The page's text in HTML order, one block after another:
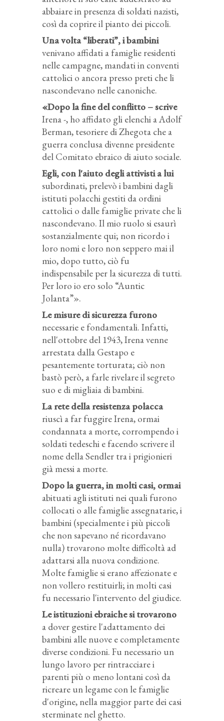
abbaiare in presenza di soldati nazisti,
così da coprire il pianto dei piccoli.
Una volta “liberati”, i bambini
venivano affidati a famiglie residenti
nelle campagne, mandati in conventi
cattolici o ancora presso preti che li
nascondevano nelle canoniche.
«Dopo la fine del conflitto – scrive
Irena -, ho affidato gli elenchi a Adolf
Berman, tesoriere di Zhegota che a
guerra conclusa divenne presidente
del Comitato ebraico di aiuto sociale.
Egli, con l'aiuto degli attivisti a lui
subordinati, prelevò i bambini dagli
istituti polacchi gestiti da ordini
cattolici o dalle famiglie private che li
nascondevano. Il mio ruolo si esaurì
sostanzialmente qui; non ricordo i
loro nomi e loro non seppero mai il
mio, dopo tutto, ciò fu
indispensabile per la sicurezza di tutti.
Per loro io ero solo “Auntic
Jolanta”».
Le misure di sicurezza furono
necessarie e fondamentali. Infatti,
nell'ottobre del 1943, Irena venne
arrestata dalla Gestapo e
pesantemente torturata; ciò non
bastò però, a farle rivelare il segreto
suo e di migliaia di bambini.
La rete della resistenza polacca
riuscì a far fuggire Irena, ormai
condannata a morte, corrompendo i
soldati tedeschi e facendo scrivere il
nome della Sendler tra i prigionieri
già messi a morte.
Dopo la guerra, in molti casi, ormai
abituati agli istituti nei quali furono
collocati o alle famiglie assegnatarie, i
bambini (specialmente i più piccoli
che non sapevano né ricordavano
nulla) trovarono molte difficoltà ad
adattarsi alla nuova condizione.
Molte famiglie si erano affezionate e
non vollero restituirli; in molti casi
fu necessario l'intervento del giudice.
Le istituzioni ebraiche si trovarono
a dover gestire l'adattamento dei
bambini alle nuove e completamente
diverse condizioni. Fu necessario un
lungo lavoro per rintracciare i
parenti più o meno lontani così da
ricreare un legame con le famiglie
d'origine, nella maggior parte dei casi
sterminate nel ghetto.